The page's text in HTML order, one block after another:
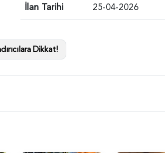
İlan Tarihi
25-04-2026
Dikkat!